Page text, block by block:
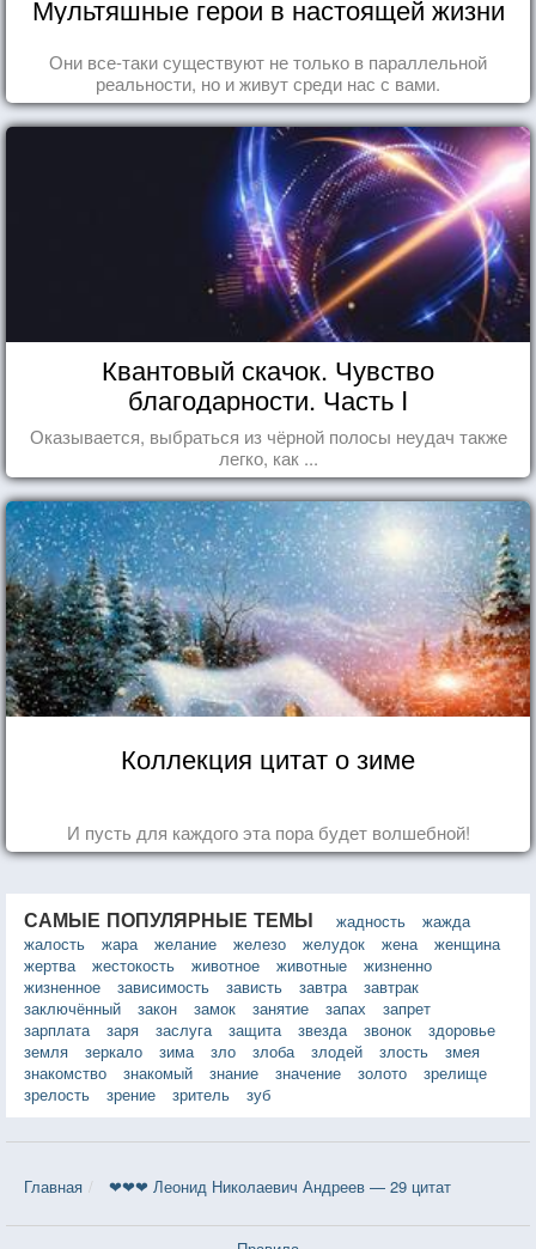
Мультяшные герои в настоящей жизни
Они все-таки существуют не только в параллельной
реальности, но и живут среди нас с вами.
Квантовый скачок. Чувство
благодарности. Часть I
Оказывается, выбраться из чёрной полосы неудач также
легко, как ...
Коллекция цитат о зиме
И пусть для каждого эта пора будет волшебной!
САМЫЕ ПОПУЛЯРНЫЕ ТЕМЫ жадность
жажда
жалость
жара желание железо желудок жена
женщина
жертва
жестокость животное животные
жизненно
жизненное
зависимость зависть завтра
завтрак
заключённый
закон замок занятие запах
запрет
зарплата
заря заслуга защита звезда звонок
здоровье
земля
зеркало зима зло злоба злодей злость
змея
знакомство
знакомый знание значение золото
зрелище
зрелость
зрение зритель зуб
Главная ❤❤❤ Леонид Николаевич Андреев — 29 цитат